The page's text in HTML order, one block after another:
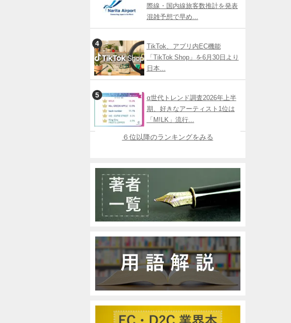
際線・国内線旅客数推計を発表
混雑予想で早め...
TikTok、アプリ内EC機能
「TikTok Shop」を6月30日より
日本...
α世代トレンド調査2026年上半
期、好きなアーティスト1位は
「M!LK」流行...
６位以降のランキングをみる